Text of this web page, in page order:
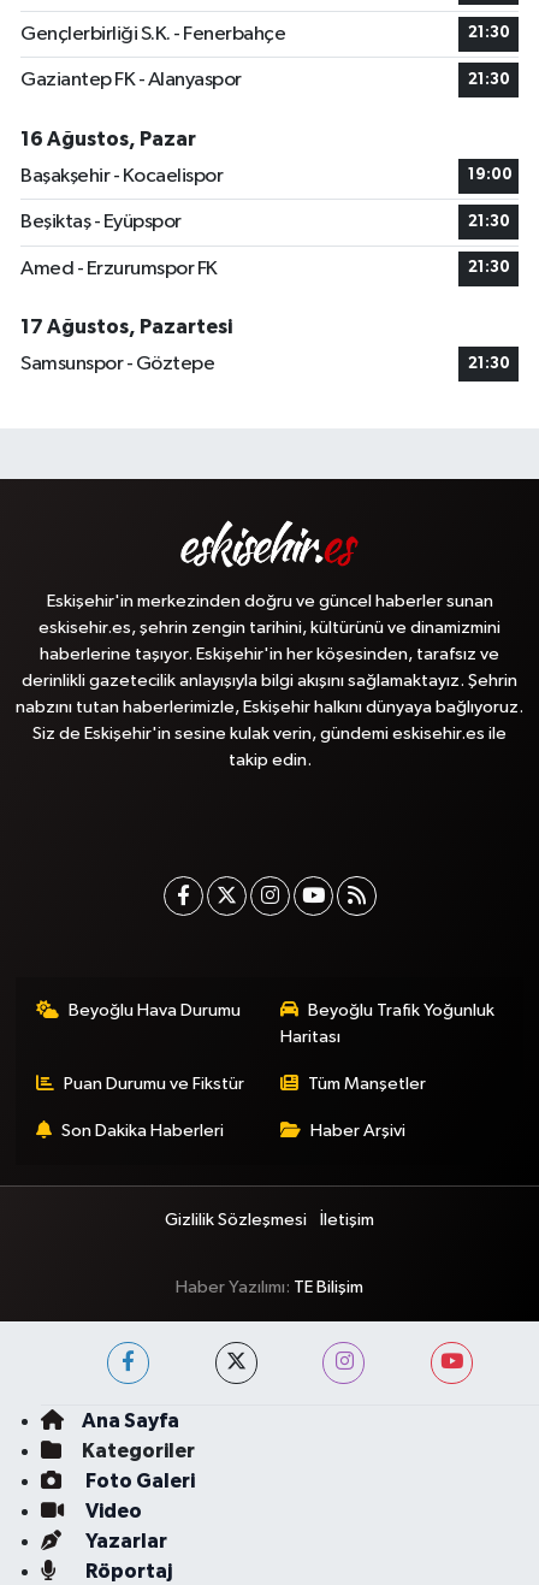
Gençlerbirliği S.K. - Fenerbahçe 21:30
Gaziantep FK - Alanyaspor 21:30
16 Ağustos, Pazar
Başakşehir - Kocaelispor
19:00
Beşiktaş - Eyüpspor 21:30
Amed - Erzurumspor FK 21:30
17 Ağustos, Pazartesi
Samsunspor - Göztepe
21:30
Eskişehir'in merkezinden doğru ve güncel haberler sunan
eskisehir.es, şehrin zengin tarihini, kültürünü ve dinamizmini
haberlerine taşıyor. Eskişehir'in her köşesinden, tarafsız ve
derinlikli gazetecilik anlayışıyla bilgi akışını sağlamaktayız. Şehrin
nabzını tutan haberlerimizle, Eskişehir halkını dünyaya bağlıyoruz.
Siz de Eskişehir'in sesine kulak verin, gündemi eskisehir.es ile
takip edin.
Beyoğlu Hava Durumu
Beyoğlu Trafik Yoğunluk
Haritası
Puan Durumu ve Fikstür Tüm Manşetler
Son Dakika Haberleri Haber Arşivi
Gizlilik Sözleşmesi İletişim
Haber Yazılımı: TE Bilişim
Ana Sayfa
Kategoriler
Foto Galeri
Video
Yazarlar
Röportaj